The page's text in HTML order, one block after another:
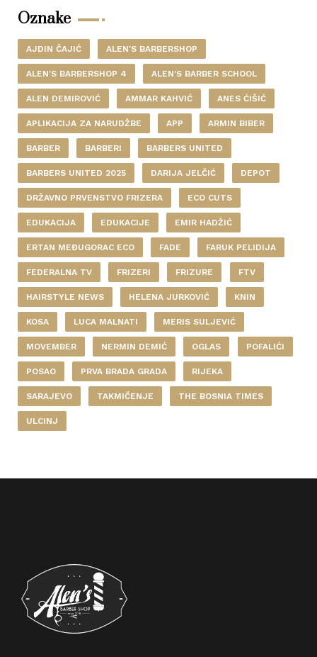
Oznake
AJDIN ČAJIĆ ALEN'S BARBERSHOP
ALEN'S BARBERSHOP 4 ALEN'S BARBER SCHOOL
ALEN DEMIROVIĆ AMMAR KAHVIĆ ANES ĆIŠIĆ
APLIKACIJA ZA NARUDŽBE APP ARMIN BIBER
BARBER BARBERI BARBERS UNITED
BARBERS UNITED 2025 DARIJA JELČIĆ DEPOT
DRŽAVNO PRVENSTVO FRIZERA ECO CUTS
EDUKACIJA EDUKACIJE EMIR HADŽIĆ
ERTAN MEĐUGORAC ECO FADE FARUK PELIDIJA
FEDERALNA TV FRIZERI FRIZURE FTV
HAIRSTYLE NEWS HELENA JURKOVIĆ KNIN
KOSA LUCA MALNATI MERIS SULJEVIĆ
MOVEMBER NERMIN DEMIĆ OGLAS POFALIĆI
POSAO PRVA BRADA GRADA RIJEKA
SARAJEVO TAKMIČENJE THE BOSNIA TIMES
ULCINJ